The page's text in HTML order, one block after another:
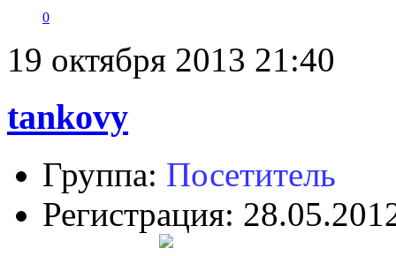
0
19 октября 2013 21:40
tankovy
Группа: Посетитель
Регистрация: